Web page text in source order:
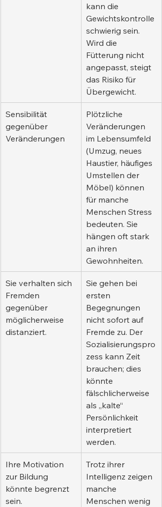
kann die
Gewichtskontrolle
schwierig sein.
Wird die
Fütterung nicht
angepasst, steigt
das Risiko für
Übergewicht.
Sensibilität
gegenüber
Veränderungen
Plötzliche
Veränderungen
im Lebensumfeld
(Umzug, neues
Haustier, häufiges
Umstellen der
Möbel) können
für manche
Menschen Stress
bedeuten. Sie
hängen oft stark
an ihren
Gewohnheiten.
Sie verhalten sich
Fremden
gegenüber
möglicherweise
distanziert.
Sie gehen bei
ersten
Begegnungen
nicht sofort auf
Fremde zu. Der
Sozialisierungspro
zess kann Zeit
brauchen; dies
könnte
fälschlicherweise
als „kalte“
Persönlichkeit
interpretiert
werden.
Ihre Motivation
zur Bildung
könnte begrenzt
sein.
Trotz ihrer
Intelligenz zeigen
manche
Menschen wenig